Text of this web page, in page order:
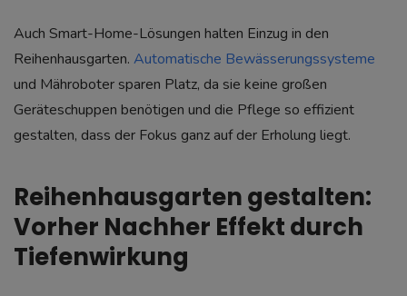
Auch Smart-Home-Lösungen halten Einzug in den
Reihenhausgarten. Automatische Bewässerungssysteme
und Mähroboter sparen Platz, da sie keine großen
Geräteschuppen benötigen und die Pflege so effizient
gestalten, dass der Fokus ganz auf der Erholung liegt.
Reihenhausgarten gestalten:
Vorher Nachher Effekt durch
Tiefenwirkung